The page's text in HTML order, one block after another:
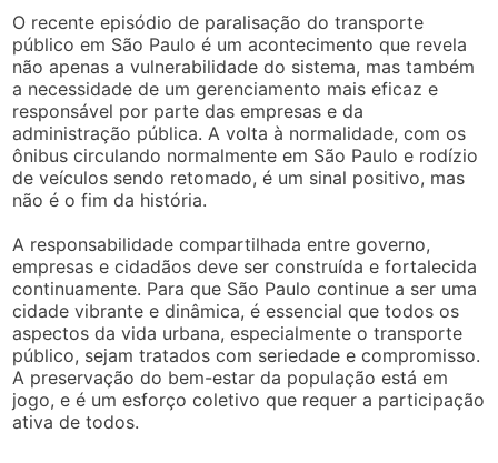
O recente episódio de paralisação do transporte
público em São Paulo é um acontecimento que revela
não apenas a vulnerabilidade do sistema, mas também
a necessidade de um gerenciamento mais eficaz e
responsável por parte das empresas e da
administração pública. A volta à normalidade, com os
ônibus circulando normalmente em São Paulo e rodízio
de veículos sendo retomado, é um sinal positivo, mas
não é o fim da história.
A responsabilidade compartilhada entre governo,
empresas e cidadãos deve ser construída e fortalecida
continuamente. Para que São Paulo continue a ser uma
cidade vibrante e dinâmica, é essencial que todos os
aspectos da vida urbana, especialmente o transporte
público, sejam tratados com seriedade e compromisso.
A preservação do bem-estar da população está em
jogo, e é um esforço coletivo que requer a participação
ativa de todos.